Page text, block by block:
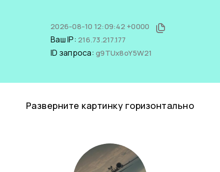
2026-08-10 12:09:42 +0000
Ваш IP: 216.73.217.177
ID запроса: g9TUx8oY5W21
Разверните картинку горизонтально